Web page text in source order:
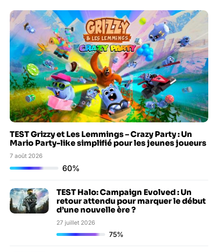
TEST Grizzy et Les Lemmings – Crazy Party : Un
Mario Party-like simplifié pour les jeunes joueurs
7 août 2026
60%
TEST Halo: Campaign Evolved : Un
retour attendu pour marquer le début
d’une nouvelle ère ?
27 juillet 2026
75%